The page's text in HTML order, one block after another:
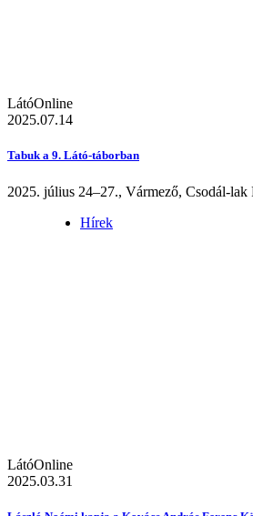
LátóOnline
2025.07.14
Tabuk a 9. Látó-táborban
2025. július 24–27., Vármező, Csodál-lak
Hírek
LátóOnline
2025.03.31